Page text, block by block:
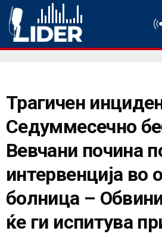
Трагичен
Седуммесечно
Вевчани почина
интервенција во
болница –
ќе ги испитува